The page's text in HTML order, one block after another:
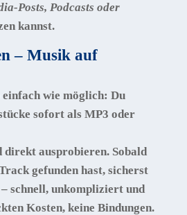
Posts, Podcasts oder
kannst.
– Musik auf
einfach wie möglich: Du
sofort als MP3 oder
direkt ausprobieren. Sobald
gefunden hast, sicherst
schnell, unkompliziert und
Kosten, keine Bindungen.